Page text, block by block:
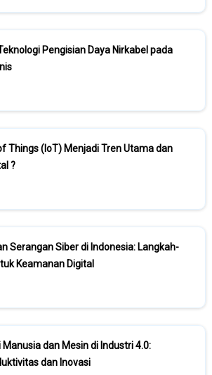
Pengisian Daya Nirkabel pada
Things (IoT) Menjadi Tren Utama dan
?
Serangan Siber di Indonesia: Langkah-
Keamanan Digital
Manusia dan Mesin di Industri 4.0:
dan Inovasi